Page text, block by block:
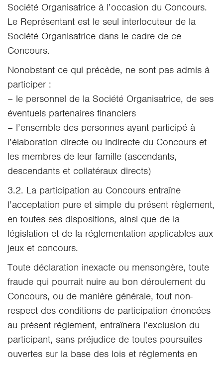
Société Organisatrice à l’occasion du Concours.
Le Représentant est le seul interlocuteur de la
Société Organisatrice dans le cadre de ce
Concours.
Nonobstant ce qui précède, ne sont pas admis à
participer :
– le personnel de la Société Organisatrice, de ses
éventuels partenaires financiers
– l’ensemble des personnes ayant participé à
l’élaboration directe ou indirecte du Concours et
les membres de leur famille (ascendants,
descendants et collatéraux directs)
3.2. La participation au Concours entraîne
l’acceptation pure et simple du présent règlement,
en toutes ses dispositions, ainsi que de la
législation et de la réglementation applicables aux
jeux et concours.
Toute déclaration inexacte ou mensongère, toute
fraude qui pourrait nuire au bon déroulement du
Concours, ou de manière générale, tout non-
respect des conditions de participation énoncées
au présent règlement, entraînera l’exclusion du
participant, sans préjudice de toutes poursuites
ouvertes sur la base des lois et règlements en